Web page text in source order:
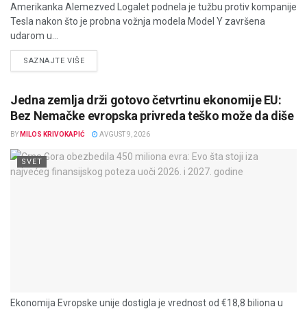
Amerikanka Alemezved Logalet podnela je tužbu protiv kompanije
Tesla nakon što je probna vožnja modela Model Y završena
udarom u...
SAZNAJTE VIŠEDETAILS
Jedna zemlja drži gotovo četvrtinu ekonomije EU:
Bez Nemačke evropska privreda teško može da diše
BY MILOS KRIVOKAPIĆ AVGUST 9, 2026
SVET
Ekonomija Evropske unije dostigla je vrednost od €18,8 biliona u